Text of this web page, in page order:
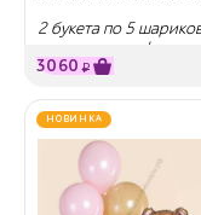
2 букета по 5
малиновая цифра
3060 ₽
НОВИНКА